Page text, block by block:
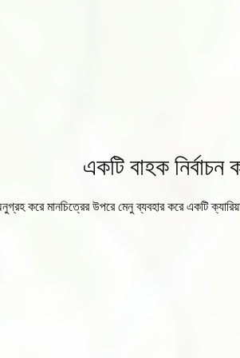
একটি বাহক
করে মানচিত্রের উপরে মেনু ব্যবহার করে একটি